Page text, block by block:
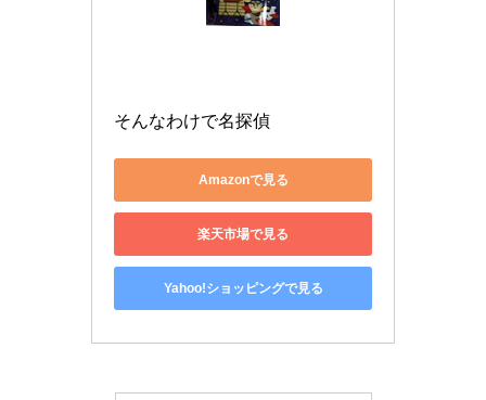
そんなわけで名探偵
Amazonで見る
楽天市場で見る
Yahoo!ショッピングで見る